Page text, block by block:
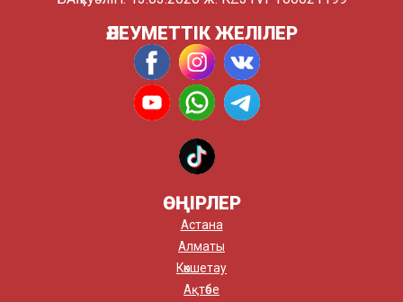
ӘЛЕУМЕТТІК ЖЕЛІЛЕР
ӨҢІРЛЕР
Астана
Алматы
Көкшетау
Ақтөбе